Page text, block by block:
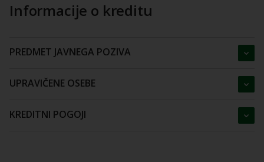
Informacije o kreditu
PREDMET JAVNEGA POZIVA
UPRAVIČENE OSEBE
KREDITNI POGOJI